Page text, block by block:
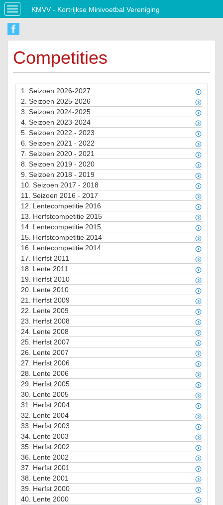
Toggle
navigation
KMVV - Kortrijkse Minivoetbal Vereniging
Competities
1. Seizoen 2026-2027
2. Seizoen 2025-2026
3. Seizoen 2024-2025
4. Seizoen 2023-2024
5. Seizoen 2022 - 2023
6. Seizoen 2021 - 2022
7. Seizoen 2020 - 2021
8. Seizoen 2019 - 2020
9. Seizoen 2018 - 2019
10. Seizoen 2017 - 2018
11. Seizoen 2016 - 2017
12. Lentecompetitie 2016
13. Herfstcompetitie 2015
14. Lentecompetitie 2015
15. Herfstcompetitie 2014
16. Lentecompetitie 2014
17. Herfst 2011
18. Lente 2011
19. Herfst 2010
20. Lente 2010
21. Herfst 2009
22. Lente 2009
23. Herfst 2008
24. Lente 2008
25. Herfst 2007
26. Lente 2007
27. Herfst 2006
28. Lente 2006
29. Herfst 2005
30. Lente 2005
31. Herfst 2004
32. Lente 2004
33. Herfst 2003
34. Lente 2003
35. Herfst 2002
36. Lente 2002
37. Herfst 2001
38. Lente 2001
39. Herfst 2000
40. Lente 2000